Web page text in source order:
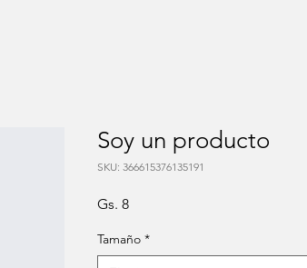
Soy un producto
SKU: 366615376135191
Gs. 8Precio
Tamaño *